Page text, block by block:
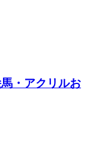
・アクリルお